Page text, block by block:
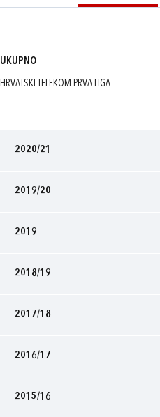
UKUPNO
HRVATSKI TELEKOM PRVA LIGA
2020/21
2019/20
2019
2018/19
2017/18
2016/17
2015/16